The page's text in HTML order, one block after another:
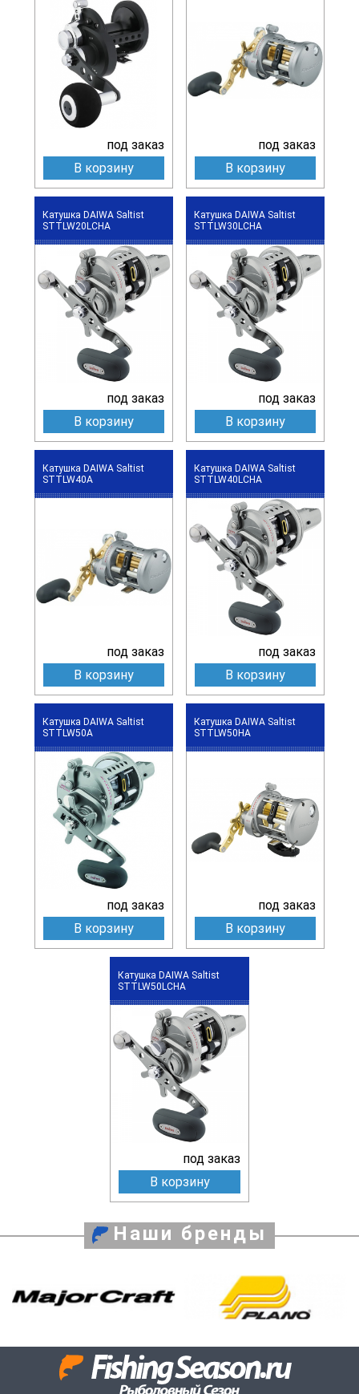
под заказ
В корзину
под заказ
В корзину
Катушка DAIWA Saltist
STTLW20LCHA
под заказ
В корзину
Катушка DAIWA Saltist
STTLW30LCHA
под заказ
В корзину
Катушка DAIWA Saltist
STTLW40A
под заказ
В корзину
Катушка DAIWA Saltist
STTLW40LCHA
под заказ
В корзину
Катушка DAIWA Saltist
STTLW50A
под заказ
В корзину
Катушка DAIWA Saltist
STTLW50HA
под заказ
В корзину
Катушка DAIWA Saltist
STTLW50LCHA
под заказ
В корзину
Наши бренды